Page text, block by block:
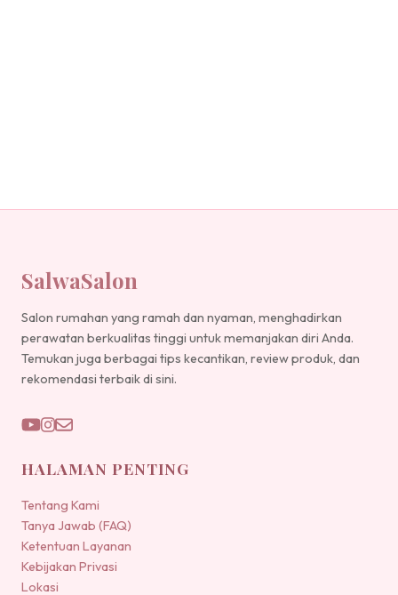
SalwaSalon
Salon rumahan yang ramah dan nyaman, menghadirkan
perawatan berkualitas tinggi untuk memanjakan diri Anda.
Temukan juga berbagai tips kecantikan, review produk, dan
rekomendasi terbaik di sini.
HALAMAN PENTING
Tentang Kami
Tanya Jawab (FAQ)
Ketentuan Layanan
Kebijakan Privasi
Lokasi